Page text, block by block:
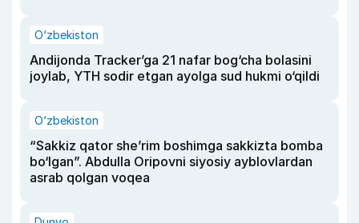
O‘zbekiston
Andijonda Tracker’ga 21 nafar bog‘cha bolasini
joylab, YTH sodir etgan ayolga sud hukmi o‘qildi
O‘zbekiston
“Sakkiz qator she’rim boshimga sakkizta bomba
bo‘lgan”. Abdulla Oripovni siyosiy ayblovlardan
asrab qolgan voqea